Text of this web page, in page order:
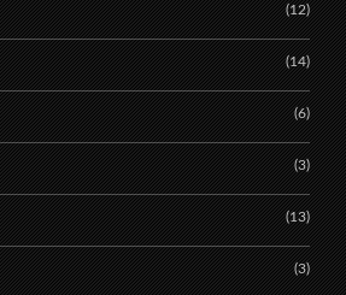
(12)
(14)
(6)
(3)
(13)
(3)